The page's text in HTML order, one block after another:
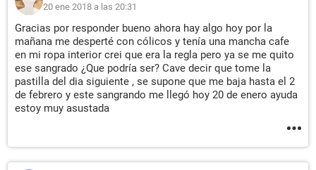
20 ene 2018 a las 20:31
Gracias por responder bueno ahora hay algo hoy por la
mañana me desperté con cólicos y tenía una mancha cafe
en mi ropa interior crei que era la regla pero ya se me quito
ese sangrado ¿Que podría ser? Cave decir que tome la
pastilla del dia siguiente , se supone que me baja hasta el 2
de febrero y este sangrando me llegó hoy 20 de enero ayuda
estoy muy asustada